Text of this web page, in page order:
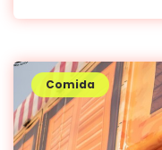
Comida